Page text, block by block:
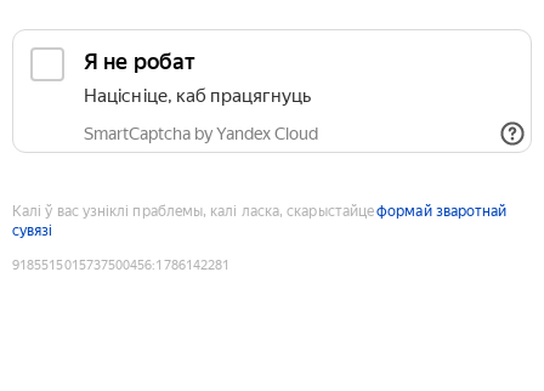
Я не робат
Націсніце, каб працягнуць
SmartCaptcha by Yandex Cloud
Калі ў вас узніклі праблемы, калі ласка, скарыстайцеформай зваротнай
сувязі
9185515015737500456:1786142281